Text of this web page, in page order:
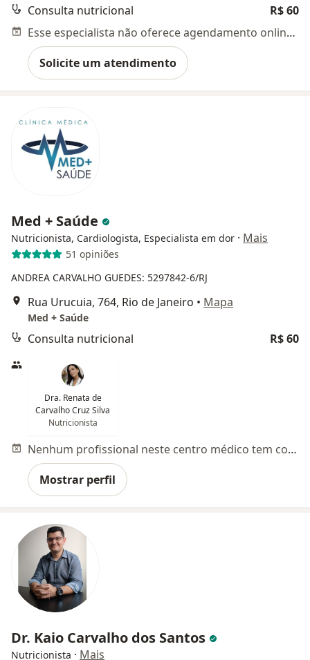
Consulta nutricional
R$ 60
Esse especialista não oferece agendamento online para esse endereço.
Solicite um atendimento
Med + Saúde
Nutricionista, Cardiologista, Especialista em dor · Mais
51 opiniões
ANDREA CARVALHO GUEDES: 5297842-6/RJ
Rua Urucuia, 764, Rio de Janeiro • Mapa
Med + Saúde
Consulta nutricional R$ 60
Dra. Renata de
Carvalho Cruz Silva
Nutricionista
Nenhum profissional neste centro médico tem consultas disponíveis
Mostrar perfil
Dr. Kaio Carvalho dos Santos
Nutricionista · Mais